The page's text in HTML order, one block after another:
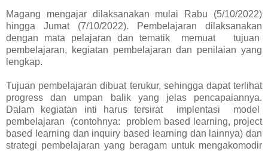
Magang mengajar dilaksanakan mulai Rabu (5/10/2022)
hingga Jumat (7/10/2022). Pembelajaran dilaksanakan
dengan mata pelajaran dan tematik memuat tujuan
pembelajaran, kegiatan pembelajaran dan penilaian yang
lengkap.
Tujuan pembelajaran dibuat terukur, sehingga dapat terlihat
progress dan umpan balik yang jelas pencapaiannya.
Dalam kegiatan inti harus tersirat implentasi model
pembelajaran (contohnya: problem based learning, project
based learning dan inquiry based learning dan lainnya) dan
strategi pembelajaran yang beragam untuk mengakomodir